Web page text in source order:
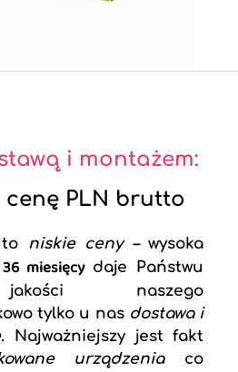
i montażem:
PLN brutto
to niskie ceny –wysoka
miesięcy daje Państwu
naszego
tylko u nas dostawa i
. Najważniejszy jest fakt
urządzenia co